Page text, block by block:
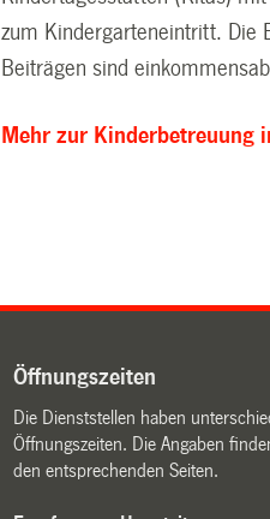
zum Kindergarteneintritt. Die
Beiträgen sind
Mehr zur Kinderbetreuung
Öffnungszeiten
Die Dienststellen haben
Öffnungszeiten. Die Angaben
den entsprechenden Seiten.